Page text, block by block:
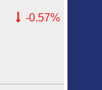
-0.57%